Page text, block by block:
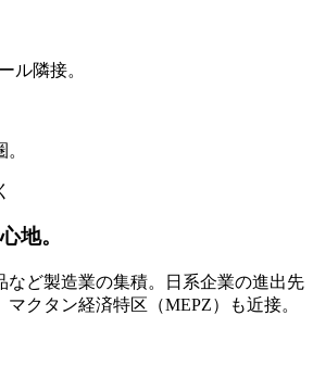
ル隣接。
地。
など製造業の集積。日系企業の進出先
クタン経済特区（MEPZ）も近接。